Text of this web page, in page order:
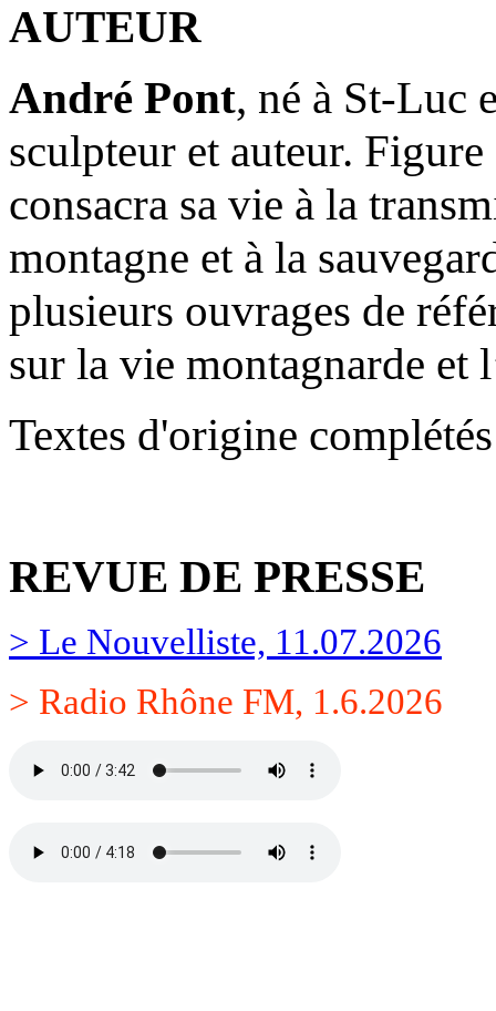
AUTEUR
André Pont, né à St-Luc
sculpteur et auteur.
consacra sa vie à la
montagne et à la
plusieurs ouvrages de
sur la vie montagnarde et
Textes d'origine
REVUE DE PRESSE
> Le Nouvelliste, 11.07.2026
> Radio Rhône FM, 1.6.2026